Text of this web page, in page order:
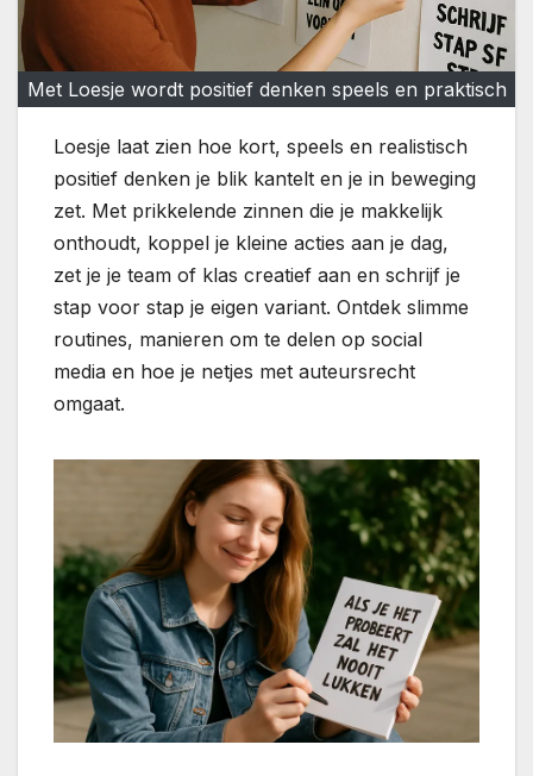
Met Loesje wordt positief denken speels en praktisch
Loesje laat zien hoe kort, speels en realistisch
positief denken je blik kantelt en je in beweging
zet. Met prikkelende zinnen die je makkelijk
onthoudt, koppel je kleine acties aan je dag,
zet je je team of klas creatief aan en schrijf je
stap voor stap je eigen variant. Ontdek slimme
routines, manieren om te delen op social
media en hoe je netjes met auteursrecht
omgaat.